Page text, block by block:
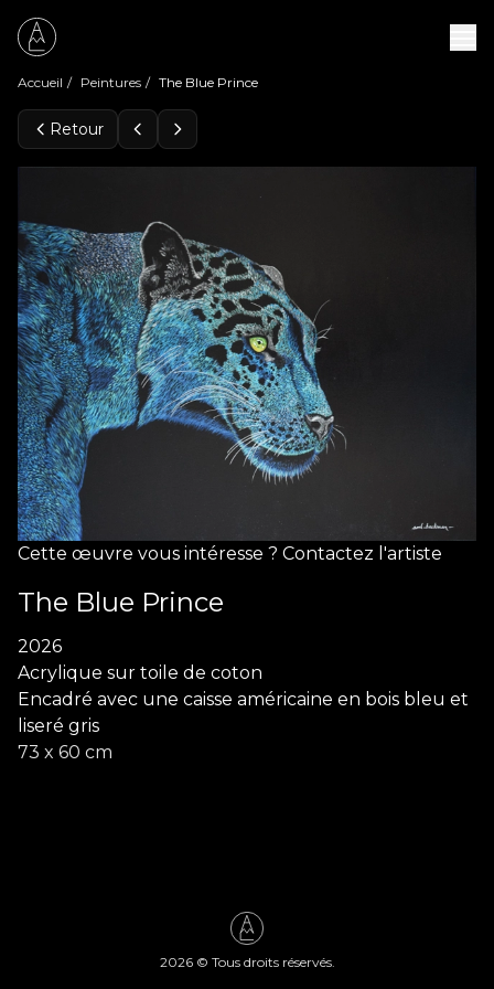
Expositions
Contact
Accueil / Peintures / The Blue Prince
Retour
Cette œuvre vous intéresse ? Contactez l'artiste
The Blue Prince
2026
Acrylique sur toile de coton
Encadré avec une caisse américaine en bois bleu et
liseré gris
73 x 60 cm
2026© Tous droits réservés.